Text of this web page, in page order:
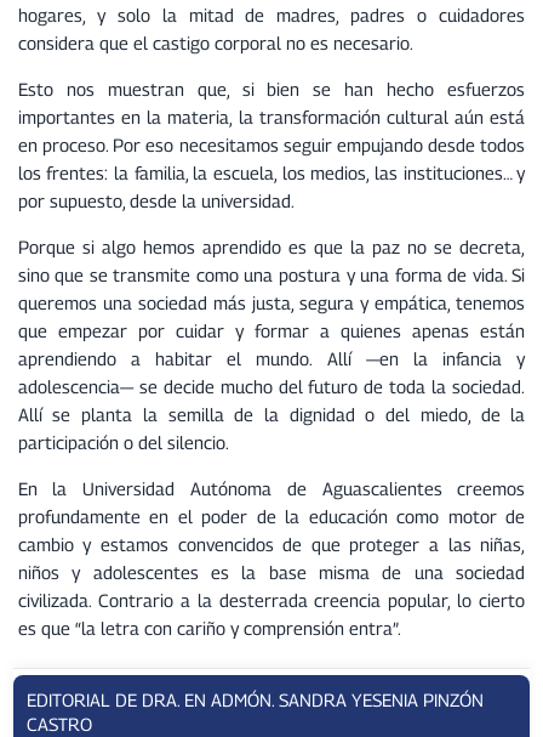
hogares, y solo la mitad de madres, padres o cuidadores
considera que el castigo corporal no es necesario.
Esto nos muestran que, si bien se han hecho esfuerzos
importantes en la materia, la transformación cultural aún está
en proceso. Por eso necesitamos seguir empujando desde todos
los frentes: la familia, la escuela, los medios, las instituciones… y
por supuesto, desde la universidad.
Porque si algo hemos aprendido es que la paz no se decreta,
sino que se transmite como una postura y una forma de vida. Si
queremos una sociedad más justa, segura y empática, tenemos
que empezar por cuidar y formar a quienes apenas están
aprendiendo a habitar el mundo. Allí —en la infancia y
adolescencia— se decide mucho del futuro de toda la sociedad.
Allí se planta la semilla de la dignidad o del miedo, de la
participación o del silencio.
En la Universidad Autónoma de Aguascalientes creemos
profundamente en el poder de la educación como motor de
cambio y estamos convencidos de que proteger a las niñas,
niños y adolescentes es la base misma de una sociedad
civilizada. Contrario a la desterrada creencia popular, lo cierto
es que “la letra con cariño y comprensión entra”.
EDITORIAL DE DRA. EN ADMÓN. SANDRA YESENIA PINZÓN
CASTRO